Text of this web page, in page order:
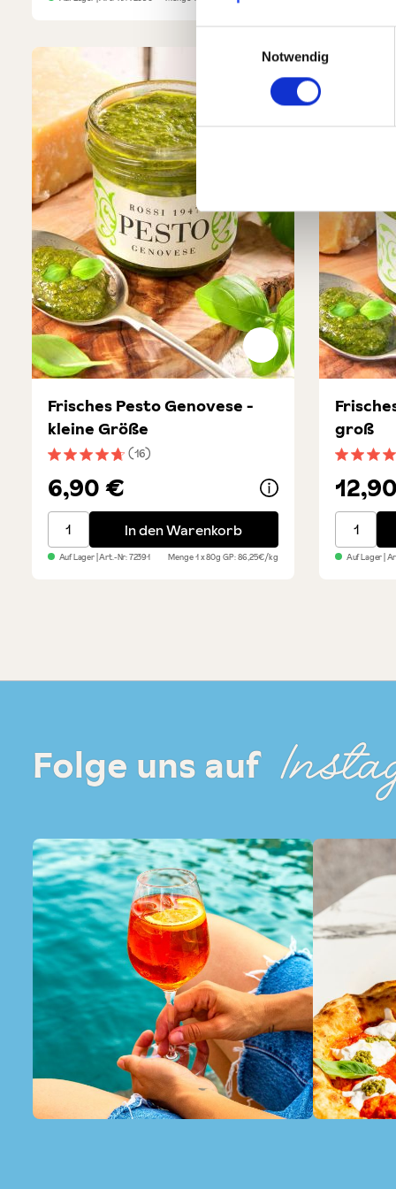
Notwendig
Durchschnittliche Bewertung von 4.6 von 5 Sternen
(16)
Frisches Pesto Genovese -
kleine Größe
6,90 €
Frisches Pesto Genovese - kleine Größe
In den Warenkorb
Auf Lager| Art.-Nr:72391 Menge1 x 80gGP: 86,25€/kg
groß
Auf Lager|
Folge uns auf